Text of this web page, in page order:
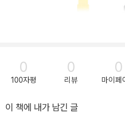
0
100자평
0
리뷰
0
마이페
이 책에 내가 남긴 글